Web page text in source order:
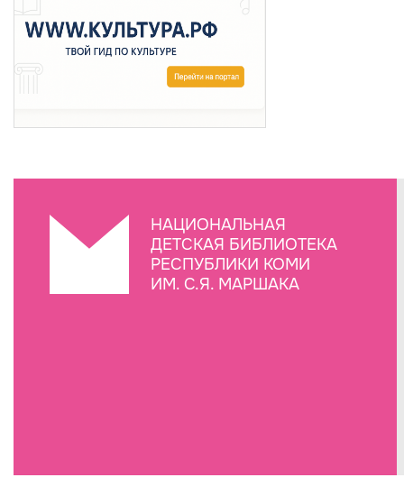
НАЦИОНАЛЬНАЯ
ДЕТСКАЯ БИБЛИОТЕКА
РЕСПУБЛИКИ КОМИ
ИМ. С.Я. МАРШАКА